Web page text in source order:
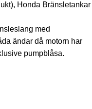
, Honda Bränsletankar
med
ändar då motorn har
pumpblåsa.